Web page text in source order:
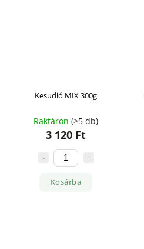
Kesudió MIX 300g
Raktáron (>5 db)
3 120 Ft
Kosárba